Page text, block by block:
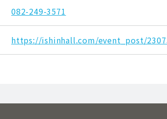
082-249-3571
https://ishinhall.com/event_post/